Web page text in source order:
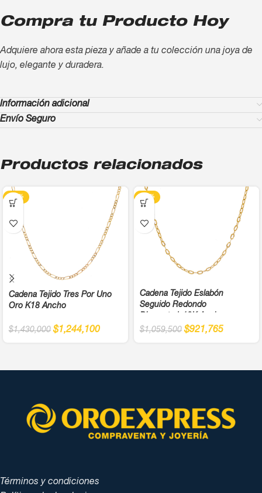
Compra tu Producto Hoy
Adquiere ahora esta pieza y añade a tu colección una joya de
lujo, elegante y duradera.
Información adicional
Envío Seguro
Productos relacionados
-13%
Cadena Tejido Tres Por Uno
Oro K18 Ancho
$1,430,000 $1,244,100
-13%
Cadena Tejido Eslabón
Seguido Redondo
$1,059,500 $921,765
Términos y condiciones